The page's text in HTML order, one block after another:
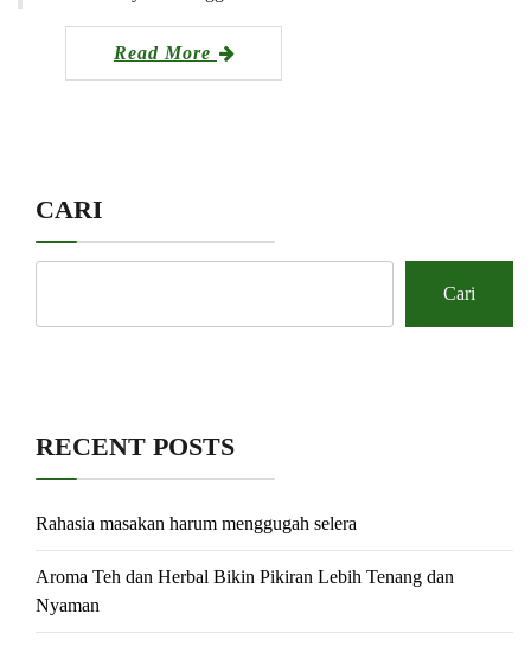
Read More
CARI
Cari
RECENT POSTS
Rahasia masakan harum menggugah selera
Aroma Teh dan Herbal Bikin Pikiran Lebih Tenang dan
Nyaman